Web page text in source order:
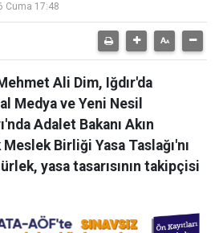
Cuma 17:48
Ali Dim, Iğdır'da
Medya ve Yeni Nesil
Adalet Bakanı Akın
Birliği Yasa Taslağı'nı
yasa tasarısının takipçisi